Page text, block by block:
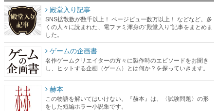
殿堂入り記事
SNS拡散数が数千以上！ ページビュー数万以上！ などなど。多
くの人々に読まれた、電ファミ渾身の“殿堂入り”記事をまとめま
した。
ゲームの企画書
名作ゲームクリエイターの方々に製作時のエピソードをお聞き
し、ヒットする企画（ゲーム）とは何か？を探っていきます。
赫本
この物語を解いてはいけない。『赫本』は、〈試験問題〉の形
をした短編ホラー小説集です。